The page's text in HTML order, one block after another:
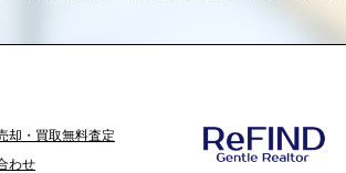
却・買取無料査定
わせ